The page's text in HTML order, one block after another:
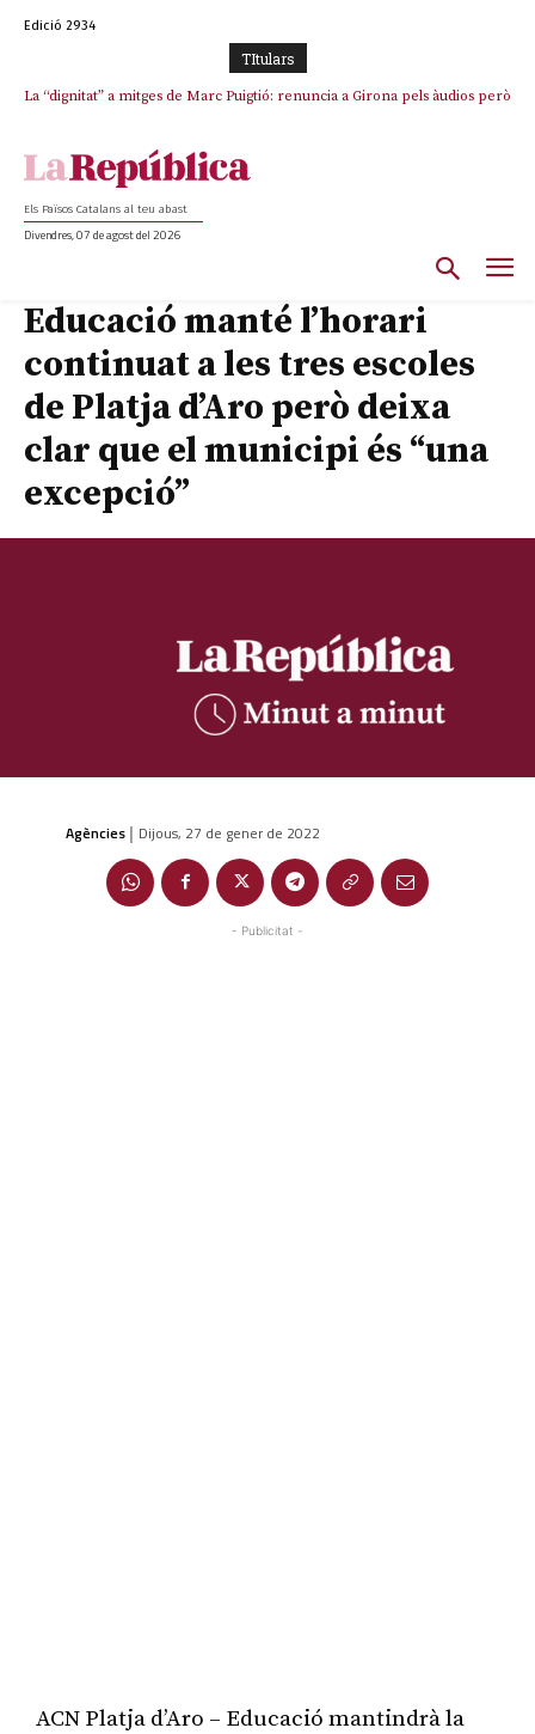
Edició 2934
TItulars
La “dignitat” a mitges de Marc Puigtió: renuncia a Girona pels àudios però
Junts exigeix que Catalunya quedi “fora” del repartiment dels menors
Els Països Catalans al teu abast
Divendres, 07 de agost del 2026
Educació manté l’horari
continuat a les tres escoles
de Platja d’Aro però deixa
clar que el municipi és “una
excepció”
Agències | Dijous, 27 de gener de 2022
- Publicitat -
ACN Platja d’Aro – Educació mantindrà la